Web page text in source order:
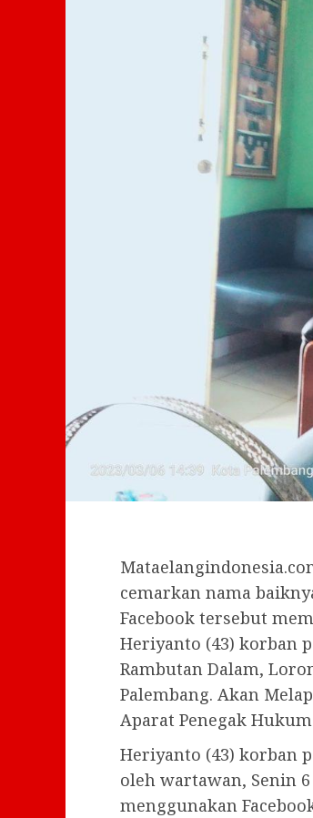
cemarkan nama
Facebook tersebut
Heriyanto (43) korban
Rambutan Dalam,
Palembang. Akan
Aparat Penegak Hukum
Heriyanto (43) korban
oleh wartawan, Senin
menggunakan